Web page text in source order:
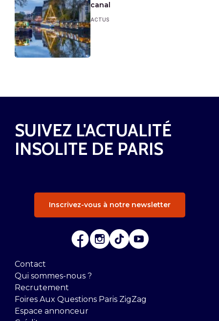
canal
ACTUS
SUIVEZ L'ACTUALITÉ
INSOLITE DE PARIS
Inscrivez-vous à notre newsletter
Contact
Qui sommes-nous ?
Recrutement
Foires Aux Questions Paris ZigZag
Espace annonceur